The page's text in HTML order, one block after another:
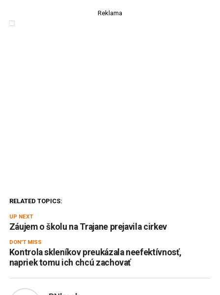
Reklama
RELATED TOPICS:
UP NEXT
Záujem o školu na Trajane prejavila cirkev
DON'T MISS
Kontrola skleníkov preukázala neefektívnosť,
napriek tomu ich chcú zachovať